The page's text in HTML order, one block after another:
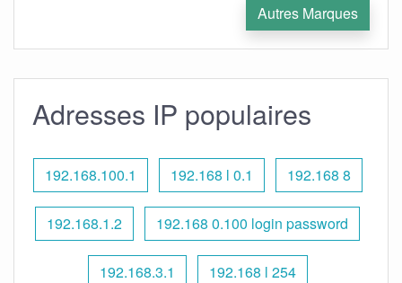
Autres Marques
Adresses IP populaires
192.168.100.1 192.168 l 0.1 192.168 8
192.168.1.2 192.168 0.100 login password
192.168.3.1 192.168 l 254